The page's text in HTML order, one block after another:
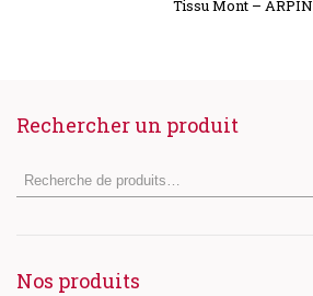
Tissu Mont – ARPIN
Rechercher un produit
Nos produits